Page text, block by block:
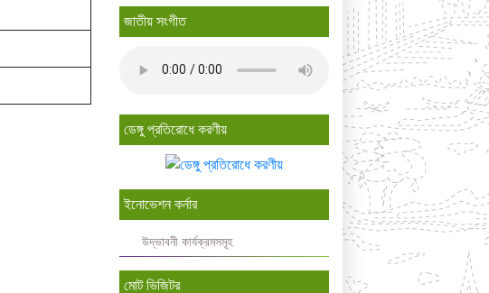
জাতীয় সংগীত
ডেঙ্গু প্রতিরোধে করণীয়
ইনোভেশন কর্নার
উদ্ভাবনী কার্যক্রমসমূহ
মোট ভিজিটর